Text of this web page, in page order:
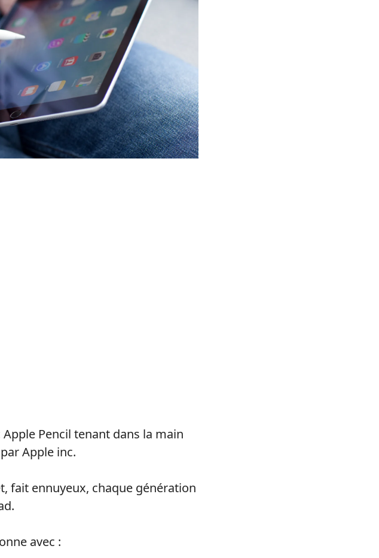
Pencil tenant dans la main
Apple inc.
fait ennuyeux, chaque génération
avec :